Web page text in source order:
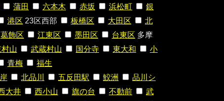
蒲田 六本木 赤坂 浜松町
銀
港区 23区西部 板橋区 大田区
北
葛飾区 江東区 墨田区 台東区 多摩
山 武蔵村山 国分寺 東大和
小
青梅
福生
北品川 五反田駅 鮫洲
品川シ
大井 西小山 旗の台 不動前
武